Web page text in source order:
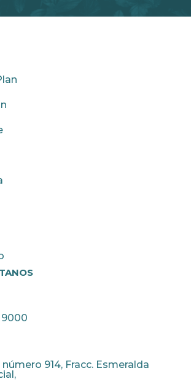
9000
número 914, Fracc. Esmeralda